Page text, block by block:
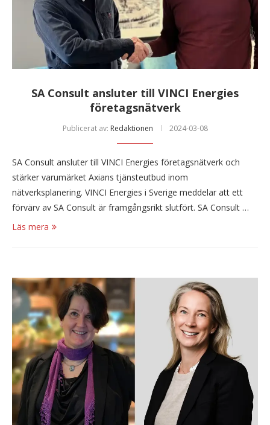
SA Consult ansluter till VINCI Energies
företagsnätverk
Publicerat av: Redaktionen 2024-03-08
SA Consult ansluter till VINCI Energies företagsnätverk och
stärker varumärket Axians tjänsteutbud inom
nätverksplanering. VINCI Energies i Sverige meddelar att ett
förvärv av SA Consult är framgångsrikt slutfört. SA Consult …
Läs mera